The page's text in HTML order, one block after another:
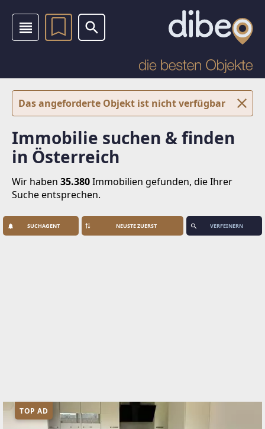
Das angeforderte Objekt ist nicht verfügbar
Immobilie suchen & finden
in Österreich
Wir haben 35.380Immobilien gefunden, die Ihrer
Suche entsprechen.
SUCHAGENT VERFEINERN
TOP AD